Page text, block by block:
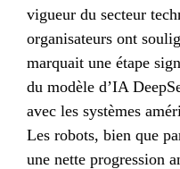
vigueur du secteur
organisateurs ont
marquait une étape
du modèle d’IA
avec les systèmes
Les robots, bien que
une nette progression